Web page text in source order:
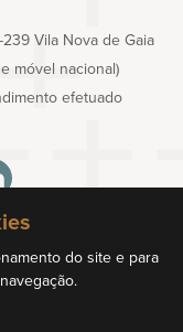
do site e para
Vila Nova de Gaia
móvel nacional)
efetuado